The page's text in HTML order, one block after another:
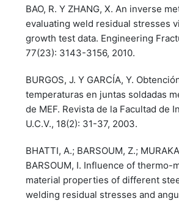
BAO, R. Y ZHANG, X. An inverse
evaluating weld residual stresses
growth test data. Engineering
77(23): 3143-3156, 2010.
BURGOS, J. Y GARCÍA, Y.
temperaturas en juntas soldadas
de MEF. Revista de la Facultad de
U.C.V., 18(2): 31-37, 2003.
BHATTI, A.; BARSOUM, Z.;
BARSOUM, I. Influence of thermo-
material properties of different
welding residual stresses and